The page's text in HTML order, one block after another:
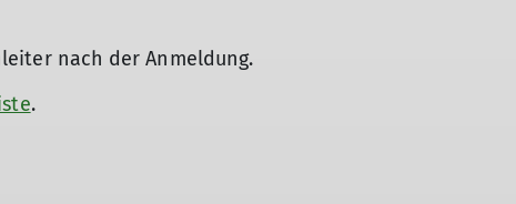
nach der Anmeldung.
.